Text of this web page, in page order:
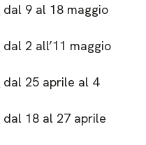
dal 9 al 18 maggio
dal 2 all’11 maggio
dal 25 aprile al 4
dal 18 al 27 aprile